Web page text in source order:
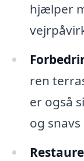
hjælper
ren
er også
og